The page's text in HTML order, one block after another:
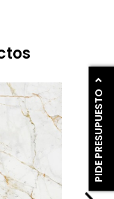
PIDE PRESUPUESTO